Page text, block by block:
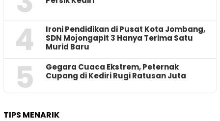
4
Ironi Pendidikan di Pusat Kota Jombang,
SDN Mojongapit 3 Hanya Terima Satu
Murid Baru
5
‎Gegara Cuaca Ekstrem, Peternak
Cupang di Kediri Rugi Ratusan Juta
TIPS MENARIK